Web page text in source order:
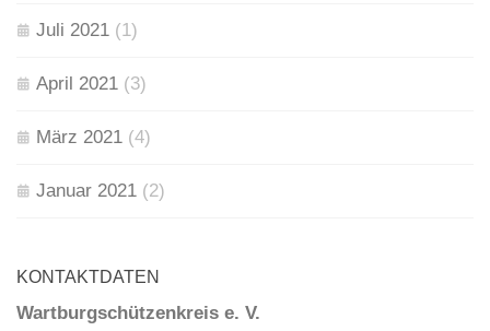
Juli 2021 (1)
April 2021 (3)
März 2021 (4)
Januar 2021 (2)
KONTAKTDATEN
Wartburgschützenkreis e. V.